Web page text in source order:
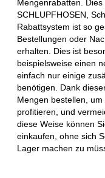
Mengenrabatten.
SCHLUPFHOSEN,
Rabattsystem ist so
Bestellungen oder
erhalten. Dies ist
beispielsweise einen
einfach nur einige
benötigen. Dank
Mengen bestellen,
profitieren, und
diese Weise können
einkaufen, ohne sich
Lager machen zu